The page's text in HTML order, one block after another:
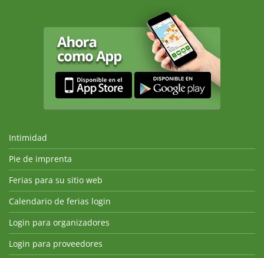
Intimidad
Pie de imprenta
Ferias para su sitio web
Calendario de ferias login
Login para organizadores
Login para proveedores